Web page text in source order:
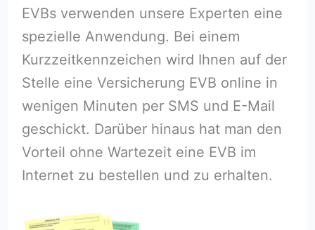
EVBs verwenden unsere Experten eine
spezielle Anwendung. Bei einem
Kurzzeitkennzeichen wird Ihnen auf der
Stelle eine Versicherung EVB online in
wenigen Minuten per SMS und E-Mail
geschickt. Darüber hinaus hat man den
Vorteil ohne Wartezeit eine EVB im
Internet zu bestellen und zu erhalten.